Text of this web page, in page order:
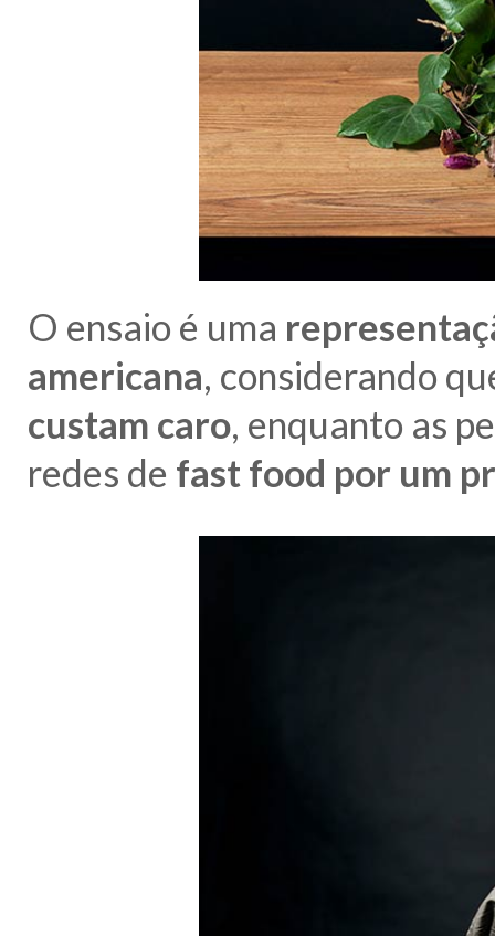
O ensaio é uma
americana, considerando
custam caro, enquanto as
redes de fast food por um